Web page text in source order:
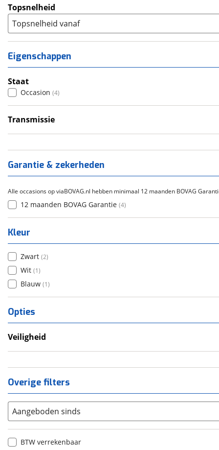
Topsnelheid
Topsnelheid vanaf
Eigenschappen
Staat
Occasion (4)
Transmissie
Garantie & zekerheden
Alle occasions op viaBOVAG.nl hebben minimaal 12 maanden BOVAG
12 maanden BOVAG Garantie (4)
Kleur
Zwart (2)
Wit (1)
Blauw (1)
Opties
Veiligheid
Overige filters
Aangeboden sinds
BTW verrekenbaar